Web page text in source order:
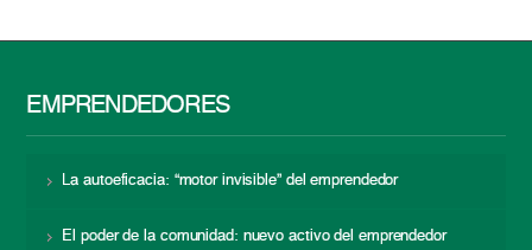
EMPRENDEDORES
La autoeficacia: “motor invisible” del emprendedor
El poder de la comunidad: nuevo activo del emprendedor